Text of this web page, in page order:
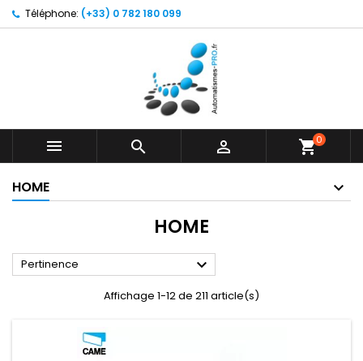
Téléphone: (+33) 0 782 180 099
   shopping_cart0
HOME
HOME
Pertinence 
Affichage 1-12 de 211 article(s)